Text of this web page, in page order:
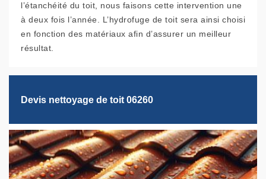
l’étanchéité du toit, nous faisons cette intervention une
à deux fois l’année. L’hydrofuge de toit sera ainsi choisi
en fonction des matériaux afin d’assurer un meilleur
résultat.
Devis nettoyage de toit 06260